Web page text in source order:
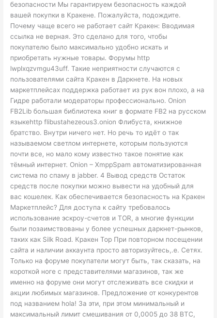
безопасности Мы гарантируем безопасность каждой
вашей покупки в Кракене. Пожалуйста, подождите.
Почему чаще всего не работает сайт Кракен: Вводимая
ссылка не верная. Это сделано для того, чтобы
покупателю было максимально удобно искать и
приобретать нужные товары. Форумы http
lwplxqzvmgu43uff. Такие неприятности случаются с
пользователями сайта Кракен в Даркнете. На новых
маркетплейсах поддержка работает из рук вон плохо, а на
Гидре работали модераторы профессионально. Onion
FB2Lib большая библиотека книг в формате FB2 на русском
языкеhttp flibustahezeous3.onion Флибуста, книжное
братство. Внутри ничего нет. Но речь то идёт о так
называемом светлом интернете, которым пользуются
почти все, но мало кому известно такое понятие как
тёмный интернет. Onion – XmppSpam автоматизированная
система по спаму в jabber. 4 Вывод средств Остаток
средств после покупки можно вывести на удобный для
вас кошелек. Как обеспечивается безопасность на Кракен
Маркетплейс? Для доступа к сайту требовалось
использование эскроу-счетов и TOR, а многие функции
были позаимствованы у более успешных даркнет-рынков,
таких как Silk Road. Кракен Тор При повторном посещении
сайта и наличии аккаунта просто авторизуйтесь,.е. Сетях.
Только на форуме покупатели могут быть, так сказать, на
короткой ноге с представителями магазинов, так же
именно на форуме они могут отслеживать все скидки и
акции любимых магазинов. Предложение от конкурентов
под названием hola! За эти, при этом минимальный и
максимальный лимит смешивания от 0,0005 до 38 BTC,